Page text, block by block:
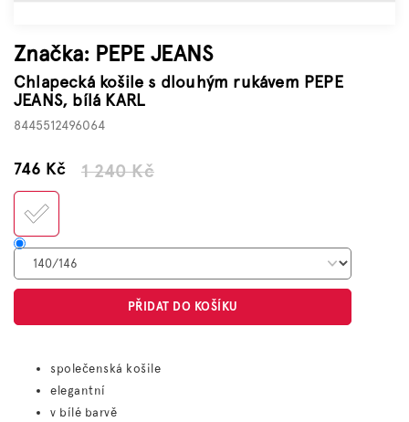
Značka: PEPE JEANS
Chlapecká košile s dlouhým rukávem PEPE
JEANS, bílá KARL
8445512496064
1 240 Kč
746 KčMěrná
PŘIDAT DO KOŠÍKU
společenská košile
elegantní
v bílé barvě